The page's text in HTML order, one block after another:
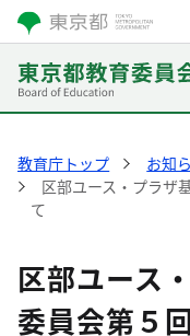
教育庁トップ お知
区部ユース・プラザ
て
区部ユース
委員会第５